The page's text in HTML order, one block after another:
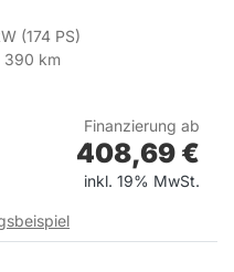
(174 PS)
390 km
Finanzierung ab
408,69 €
inkl. 19% MwSt.